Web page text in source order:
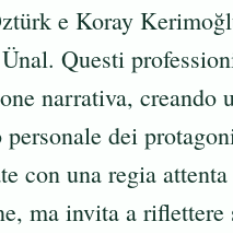
e Koray
Questi
narrativa, creando
personale dei
con una regia
ma invita a